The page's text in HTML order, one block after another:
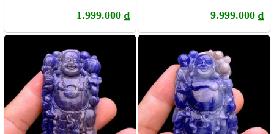
(một dạng đặc biệt của Oxit nhôm – Al203). Khi kết
màu đỏ thì con người vẫn quen gọi chúng là Ruby
(hồng ngọc) còn các corundum màu khác thì được
gọi chung là Sapphire.
1.999.000 ₫ 9.999.000 ₫